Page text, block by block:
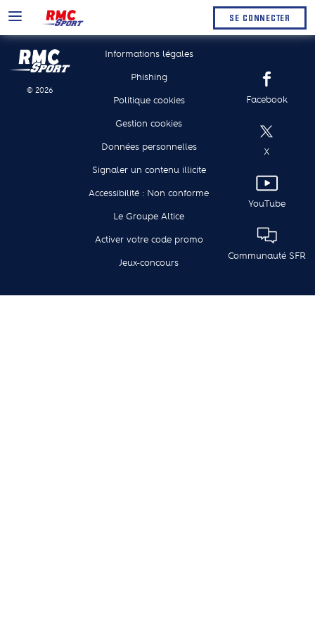
SE CONNECTER
© 2026
Informations légales
Phishing
Politique cookies
Gestion cookies
Données personnelles
Signaler un contenu illicite
Accessibilité : Non conforme
Le Groupe Altice
Activer votre code promo
Jeux-concours
Facebook
X
YouTube
Communauté SFR